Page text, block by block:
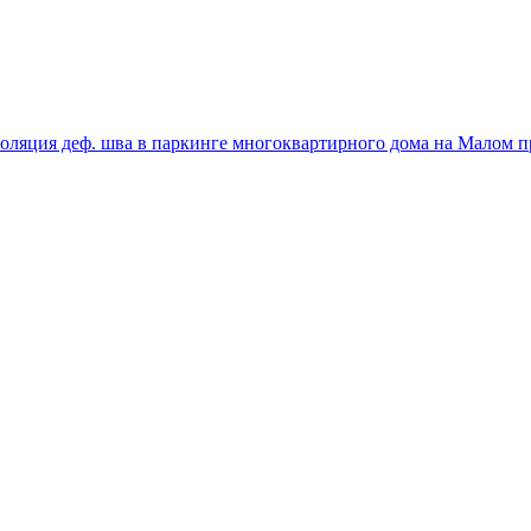
деф. шва в паркинге многоквартирного дома на Малом